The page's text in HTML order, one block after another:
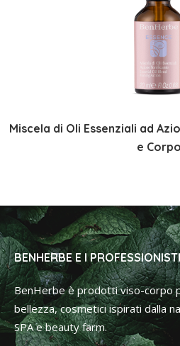
Miscela di Oli Essenziali ad
e Corpo
BENHERBE E I PROFESSIONISTI
BenHerbe è prodotti viso-corpo
bellezza, cosmetici ispirati dalla
SPA e beauty farm.